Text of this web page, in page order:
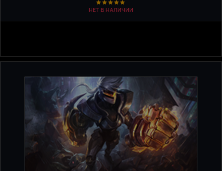
НЕТ В НАЛИЧИИ